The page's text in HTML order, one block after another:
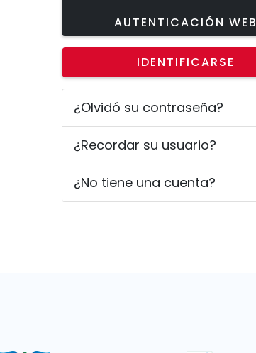
AUTENTICACIÓN WEB
IDENTIFICARSE
¿Olvidó su contraseña?
¿Recordar su usuario?
¿No tiene una cuenta?